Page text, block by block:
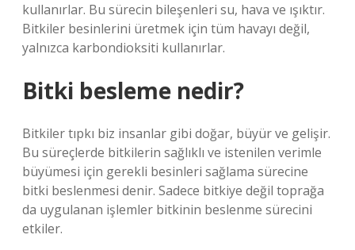
kullanırlar. Bu sürecin bileşenleri su, hava ve ışıktır.
Bitkiler besinlerini üretmek için tüm havayı değil,
yalnızca karbondioksiti kullanırlar.
Bitki besleme nedir?
Bitkiler tıpkı biz insanlar gibi doğar, büyür ve gelişir.
Bu süreçlerde bitkilerin sağlıklı ve istenilen verimle
büyümesi için gerekli besinleri sağlama sürecine
bitki beslenmesi denir. Sadece bitkiye değil toprağa
da uygulanan işlemler bitkinin beslenme sürecini
etkiler.